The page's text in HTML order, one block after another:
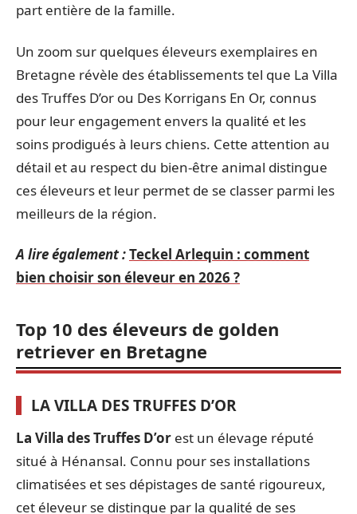
part entière de la famille.
Un zoom sur quelques éleveurs exemplaires en
Bretagne révèle des établissements tel que La Villa
des Truffes D’or ou Des Korrigans En Or, connus
pour leur engagement envers la qualité et les
soins prodigués à leurs chiens. Cette attention au
détail et au respect du bien-être animal distingue
ces éleveurs et leur permet de se classer parmi les
meilleurs de la région.
A lire également :Teckel Arlequin : comment
bien choisir son éleveur en 2026 ?
Top 10 des éleveurs de golden
retriever en Bretagne
LA VILLA DES TRUFFES D’OR
La Villa des Truffes D’or est un élevage réputé
situé à Hénansal. Connu pour ses installations
climatisées et ses dépistages de santé rigoureux,
cet éleveur se distingue par la qualité de ses